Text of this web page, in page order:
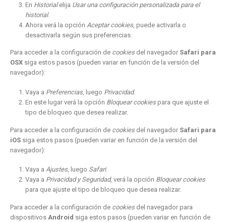
En Historialelija Usar una configuración personalizada para el
historial.
Ahora verá la opción Aceptar cookies, puede activarla o
desactivarla según sus preferencias.
Para acceder a la configuración de cookiesdel navegador Safari para
OSX siga estos pasos (pueden variar en función de la versión del
navegador):
Vaya a Preferencias, luego Privacidad.
En este lugar verá la opción Bloquear cookiespara que ajuste el
tipo de bloqueo que desea realizar.
Para acceder a la configuración de cookiesdel navegador Safari para
iOS siga estos pasos (pueden variar en función de la versión del
navegador):
Vaya a Ajustes, luego Safari.
Vaya a Privacidad y Seguridad, verá la opción Bloquear cookies
para que ajuste el tipo de bloqueo que desea realizar.
Para acceder a la configuración de cookiesdel navegador para
dispositivos Android siga estos pasos (pueden variar en función de